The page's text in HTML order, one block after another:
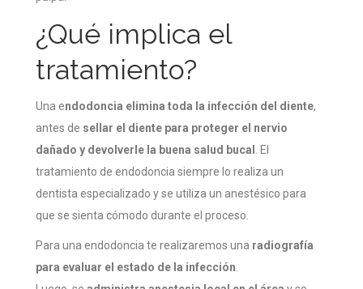
¿Qué implica el
tratamiento?
Una endodoncia elimina toda la infección del diente,
antes de sellar el diente para proteger el nervio
dañado y devolverle la buena salud bucal
. El
tratamiento de endodoncia siempre lo realiza un
dentista especializado y se utiliza un anestésico para
que se sienta cómodo durante el proceso.
Para una endodoncia te realizaremos una radiografía
para evaluar el estado de la infección